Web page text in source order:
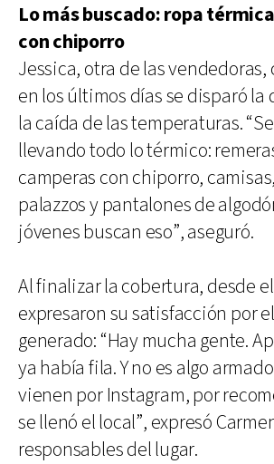
Lo más buscado: ropa
con chiporro
Jessica, otra de las
en los últimos días se disparó la
la caída de las temperaturas.
llevando todo lo térmico:
camperas con chiporro,
palazzos y pantalones de
jóvenes buscan eso”, aseguró.
Al finalizar la cobertura, desde
expresaron su satisfacción por
generado: “Hay mucha gente.
ya había fila. Y no es algo
vienen por Instagram, por
se llenó el local”, expresó
responsables del lugar.